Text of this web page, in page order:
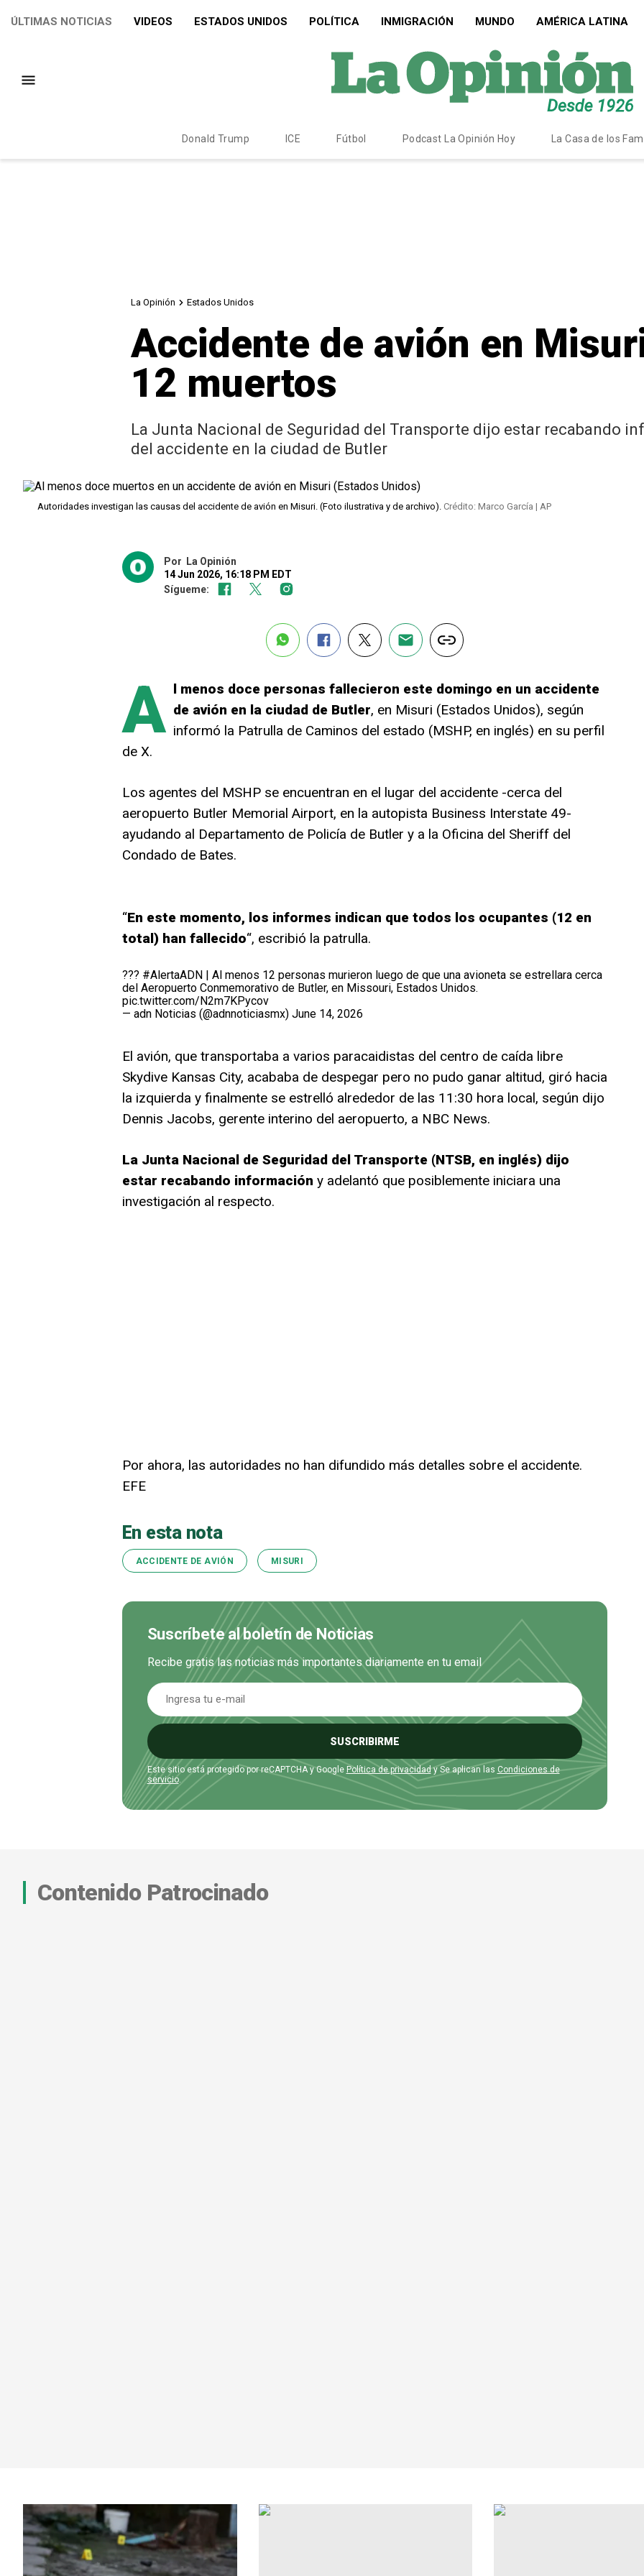
ÚLTIMAS NOTICIAS VIDEOS ESTADOS UNIDOS POLÍTICA INMIGRACIÓN MUNDO AMÉRICA LATINA
Donald Trump ICE Fútbol Podcast La Opinión Hoy La Casa de los
La Opinión Estados Unidos
Accidente de avión en
12 muertos
La Junta Nacional de Seguridad del Transporte dijo estar recabando
del accidente en la ciudad de Butler
Autoridades investigan las causas del accidente de avión en Misuri. (Foto ilustrativa y de archivo). Crédito: Marco García | AP
Por
La Opinión
14 Jun 2026, 16:18 PM EDT
Sígueme:
A l menos doce personas fallecieron este domingo en un accidente
de avión en la ciudad de Butler, en Misuri (Estados Unidos), según
informó la Patrulla de Caminos del estado (MSHP, en inglés) en su perfil
de X.
Los agentes del MSHP se encuentran en el lugar del accidente -cerca del
aeropuerto Butler Memorial Airport, en la autopista Business Interstate 49-
ayudando al Departamento de Policía de Butler y a la Oficina del Sheriff del
Condado de Bates.
“En este momento, los informes indican que todos los ocupantes (12 en
total) han fallecido“, escribió la patrulla.
??? #AlertaADN| Al menos 12 personas murieron luego de que una avioneta se estrellara cerca
del Aeropuerto Conmemorativo de Butler, en Missouri, Estados Unidos.
pic.twitter.com/N2m7KPycov
— adn Noticias (@adnnoticiasmx) June 14, 2026
El avión, que transportaba a varios paracaidistas del centro de caída libre
Skydive Kansas City, acababa de despegar pero no pudo ganar altitud, giró hacia
la izquierda y finalmente se estrelló alrededor de las 11:30 hora local, según dijo
Dennis Jacobs, gerente interino del aeropuerto, a NBC News.
La Junta Nacional de Seguridad del Transporte (NTSB, en inglés) dijo
estar recabando información y adelantó que posiblemente iniciara una
investigación al respecto.
Por ahora, las autoridades no han difundido más detalles sobre el accidente.
EFE
En esta nota
ACCIDENTE DE AVIÓN MISURI
Suscríbete al boletín de Noticias
Recibe gratis las noticias más importantes diariamente en tu email
SUSCRIBIRME
Este sitio está protegido por reCAPTCHA y Google Política de privacidady Se aplican las Condiciones de
servicio.
Contenido Patrocinado